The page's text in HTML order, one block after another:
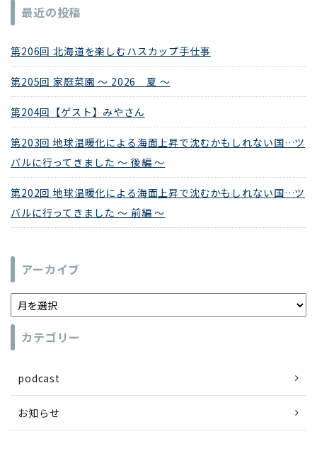
最近の投稿
第206回 北海道を楽しむハスカップ手仕事
第205回 家庭菜園 ～ 2026 夏 ～
第204回【ゲスト】みやさん
第203回 地球温暖化による海面上昇で沈むかもしれない国…ツ
バルに行ってきました ～ 後編 ～
第202回 地球温暖化による海面上昇で沈むかもしれない国…ツ
バルに行ってきました ～ 前編 ～
アーカイブ
カテゴリー
podcast
お知らせ